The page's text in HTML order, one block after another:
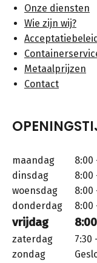
Onze diensten
Wie zijn wij?
Metaalprijzen
Contact
maandag
8:00
dinsdag
8:00
woensdag
8:00
donderdag
8:00
vrijdag
zaterdag
7:30
zondag